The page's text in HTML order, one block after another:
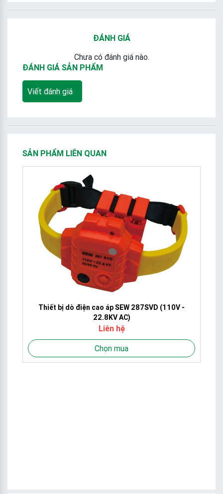
ĐÁNH GIÁ
Chưa có đánh giá nào.
ĐÁNH GIÁ SẢN PHẨM
Viết đánh giá
SẢN PHẨM LIÊN QUAN
Thiết bị dò điện cao áp SEW 287SVD (110V -
22.8KV AC)
Liên hệ
Chọn mua